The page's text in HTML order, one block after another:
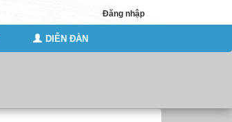
Đăng nhập
DIỄN ĐÀN